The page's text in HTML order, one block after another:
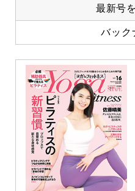
最新号
バック